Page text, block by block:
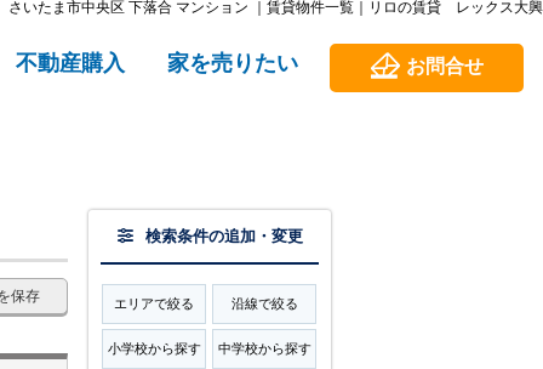
さいたま市中央区 下落合 マンション ｜賃貸物件一覧｜リロの賃貸 レックス大興
不動産購入 家を売りたい お問合せ
保存
検索条件の追加・変更
エリアで絞る 沿線で絞る
小学校から探す 中学校から探す